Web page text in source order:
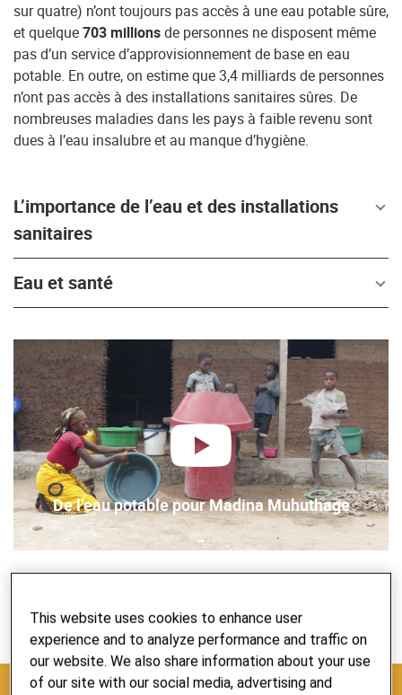
sur quatre) n’ont toujours pas accès à une eau potable sûre,
et quelque703 millionsde personnes ne disposent même
pas d’un service d’approvisionnement de base en eau
potable. En outre, on estime que 3,4 milliards de personnes
n’ont pas accès à des installations sanitaires sûres. De
nombreuses maladies dans les pays à faible revenu sont
dues à l’eau insalubre et au manque d’hygiène.
L’importance de l’eau et des installations
sanitaires
Eau et santé
lire
De l’eau potable pour Madina Muhuthage
FAIRE UN DON
This website uses cookies to enhance user
experience and to analyze performance and traffic on
our website. We also share information about your use
of our site with our social media, advertising and